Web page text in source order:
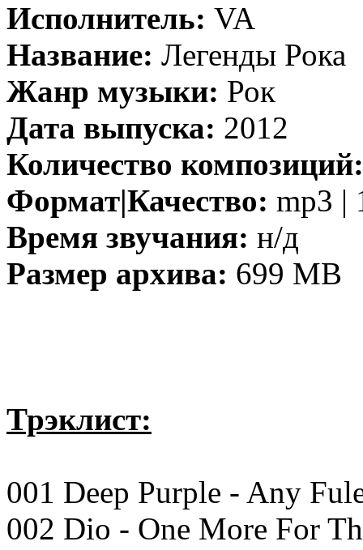
Исполнитель: VA
Название: Легенды Рока
Жанр музыки: Рок
Дата выпуска: 2012
Количество композиций:
Формат|Качество: mp3 |
Время звучания: н/д
Размер архива: 699 MB
Трэклист:
001 Deep Purple - Any
002 Dio - One More For